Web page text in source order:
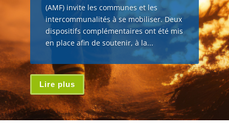
(AMF) invite les communes et les
intercommunalités à se mobiliser. Deux
dispositifs complémentaires ont été mis
en place afin de soutenir, à la...
Lire plus